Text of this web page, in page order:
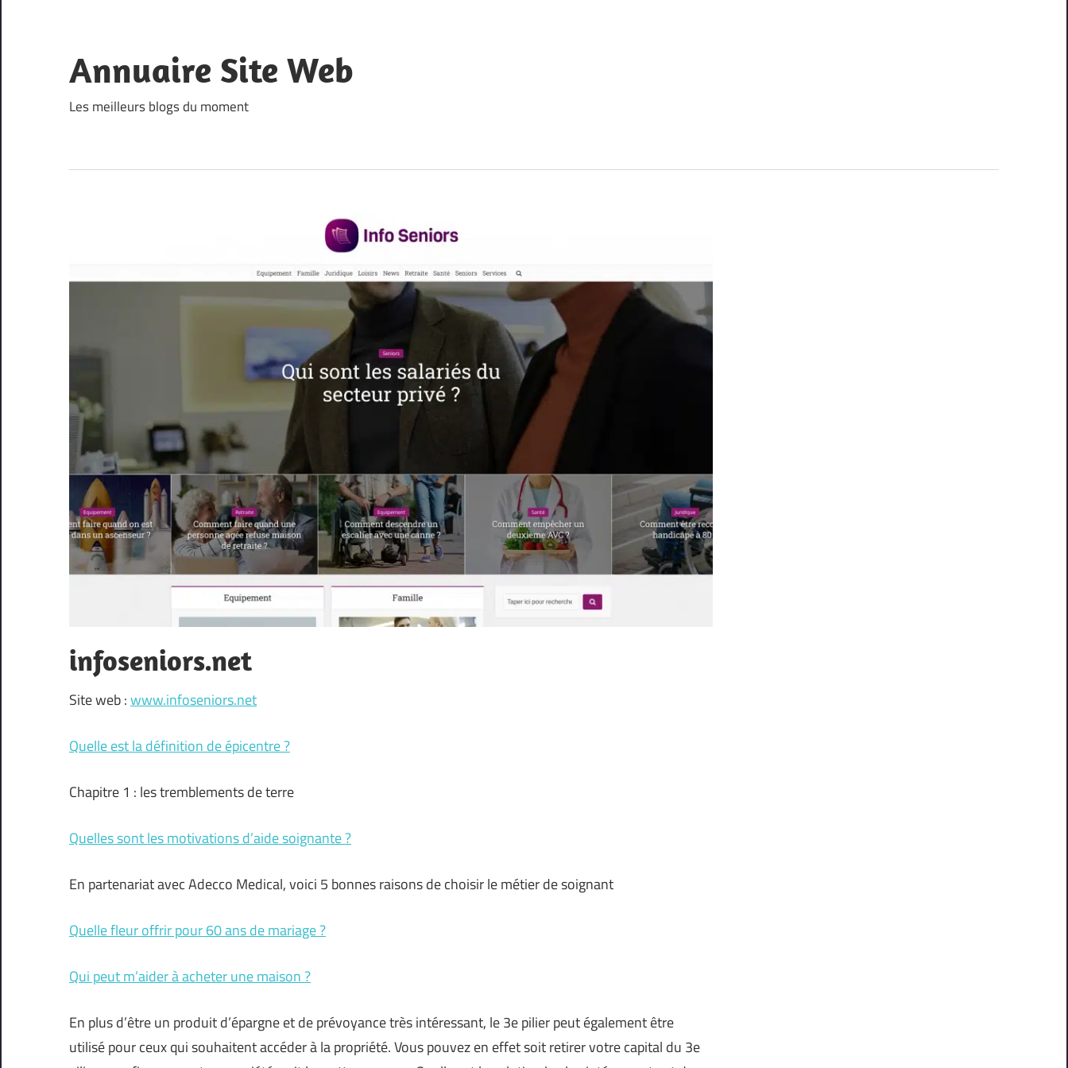
content
Annuaire Site Web
Les meilleurs blogs du moment
infoseniors.net
Site web :www.infoseniors.net
Quelle est la définition de épicentre ?
Chapitre 1 : les tremblements de terre
Quelles sont les motivations d’aide soignante ?
En partenariat avec Adecco Medical, voici 5 bonnes raisons de choisir le métier de soignant
Quelle fleur offrir pour 60 ans de mariage ?
Qui peut m’aider à acheter une maison ?
En plus d’être un produit d’épargne et de prévoyance très intéressant, le 3e pilier peut également être
utilisé pour ceux qui souhaitent accéder à la propriété. Vous pouvez en effet soit retirer votre capital du 3e